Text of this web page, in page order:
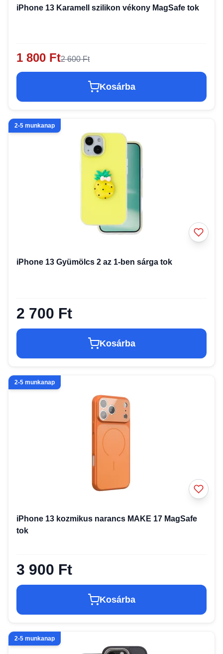
iPhone 13 Karamell szilikon vékony MagSafe tok
1 800 Ft2 600 Ft
Kosárba
2-5 munkanap
iPhone 13 Gyümölcs 2 az 1-ben sárga tok
2 700 Ft
Kosárba
2-5 munkanap
iPhone 13 kozmikus narancs MAKE 17 MagSafe
tok
3 900 Ft
Kosárba
2-5 munkanap